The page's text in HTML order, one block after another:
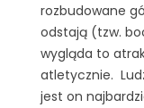
rozbudowane
odstają (tzw.
wygląda to
atletycznie.
jest on